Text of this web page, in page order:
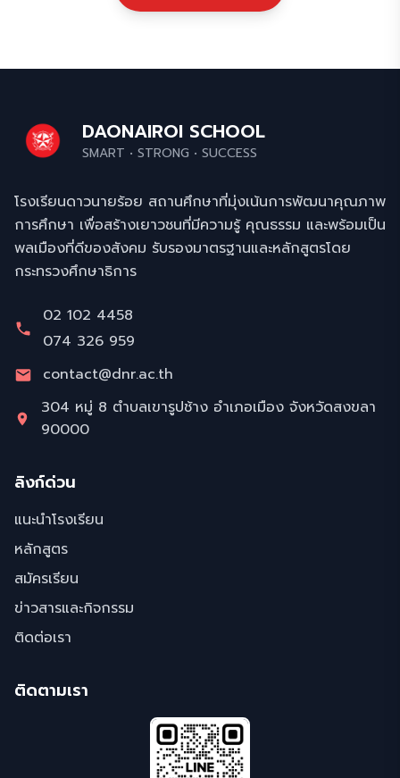
DAONAIROI SCHOOL
SMART • STRONG • SUCCESS
โรงเรียนดาวนายร้อย สถานศึกษาที่มุ่งเน้นการพัฒนาคุณภาพ
การศึกษา เพื่อสร้างเยาวชนที่มีความรู้ คุณธรรม และพร้อมเป็น
พลเมืองที่ดีของสังคม รับรองมาตรฐานและหลักสูตรโดย
กระทรวงศึกษาธิการ
02 102 4458
074 326 959
contact@dnr.ac.th
304 หมู่ 8 ตำบลเขารูปช้าง อำเภอเมือง จังหวัดสงขลา
90000
ลิงก์ด่วน
แนะนำโรงเรียน
หลักสูตร
สมัครเรียน
ข่าวสารและกิจกรรม
ติดต่อเรา
ติดตามเรา